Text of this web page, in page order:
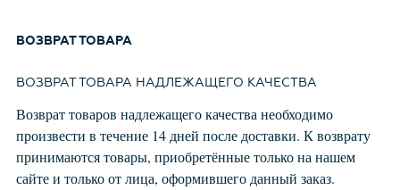
ВОЗВРАТ ТОВАРА
ВОЗВРАТ ТОВАРА НАДЛЕЖАЩЕГО КАЧЕСТВА
Возврат товаров надлежащего качества необходимо
произвести в течение 14 дней после доставки. К возврату
принимаются товары, приобретённые только на нашем
сайте и только от лица, оформившего данный заказ.